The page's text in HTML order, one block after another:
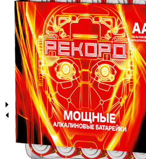
Помощь
Контакты